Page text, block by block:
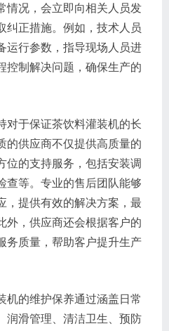
情况，会立即向相关人员发
纠正措施。例如，技术人员
运行参数，指导现场人员进
控制解决问题，确保生产的
对于保证茶饮料灌装机的长
的供应商不仅提供高质量的
位的支持服务，包括安装调
查等。专业的售后团队能够
，提供有效的解决方案，最
外，供应商还会根据客户的
务质量，帮助客户提升生产
机的维护保养通过涵盖日常
润滑管理、清洁卫生、预防